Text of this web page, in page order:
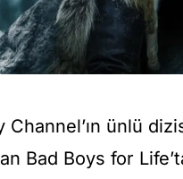
Channel’ın ünlü
Bad Boys for